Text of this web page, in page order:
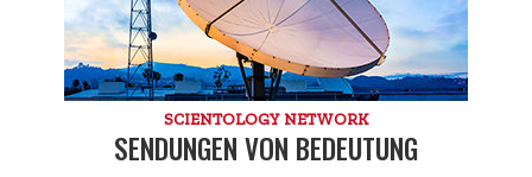
SCIENTOLOGY NETWORK
SENDUNGEN VON BEDEUTUNG